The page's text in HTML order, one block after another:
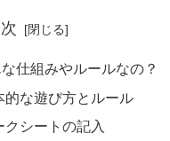
仕組みやルールなの？
的な遊び方とルール
クシートの記入